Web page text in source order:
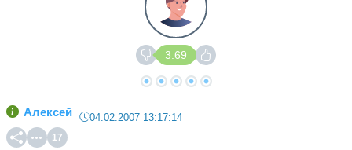
3.69
Алексей 04.02.2007 13:17:14
17